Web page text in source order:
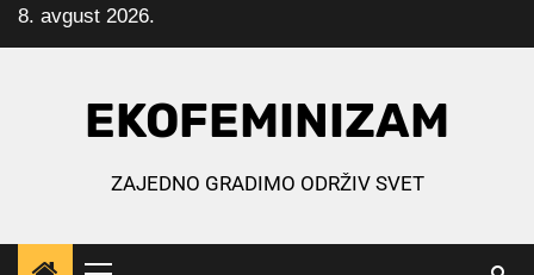
Skip
to
8. avgust 2026.
EKOFEMINIZAM
ZAJEDNO GRADIMO ODRŽIV SVET